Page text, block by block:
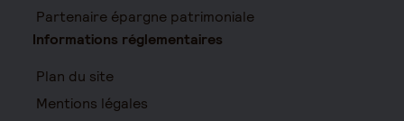
Partenaire épargne patrimoniale
Informations réglementaires
Plan du site
Mentions légales